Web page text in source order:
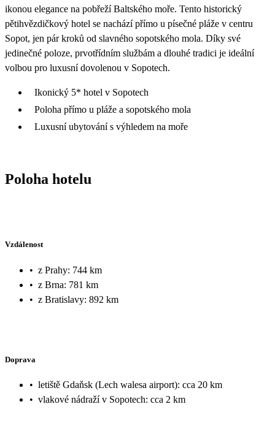
ikonou elegance na pobřeží Baltského moře. Tento historický
pětihvězdičkový hotel se nachází přímo u písečné pláže v centru
Sopot, jen pár kroků od slavného sopotského mola. Díky své
jedinečné poloze, prvotřídním službám a dlouhé tradici je ideální
volbou pro luxusní dovolenou v Sopotech.
Ikonický 5* hotel v Sopotech
Poloha přímo u pláže a sopotského mola
Luxusní ubytování s výhledem na moře
Poloha hotelu
Vzdálenost
• z Prahy: 744 km
• z Brna: 781 km
• z Bratislavy: 892 km
Doprava
• letiště Gdaňsk (Lech walesa airport): cca 20 km
• vlakové nádraží v Sopotech: cca 2 km